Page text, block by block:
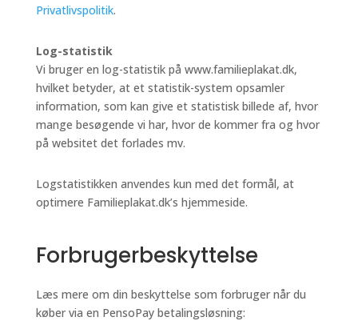
Privatlivspolitik.
Log-statistik
Vi bruger en log-statistik på www.familieplakat.dk,
hvilket betyder, at et statistik-system opsamler
information, som kan give et statistisk billede af, hvor
mange besøgende vi har, hvor de kommer fra og hvor
på websitet det forlades mv.
Logstatistikken anvendes kun med det formål, at
optimere Familieplakat.dk’s hjemmeside.
Forbrugerbeskyttelse
Læs mere om din beskyttelse som forbruger når du
køber via en PensoPay betalingsløsning: